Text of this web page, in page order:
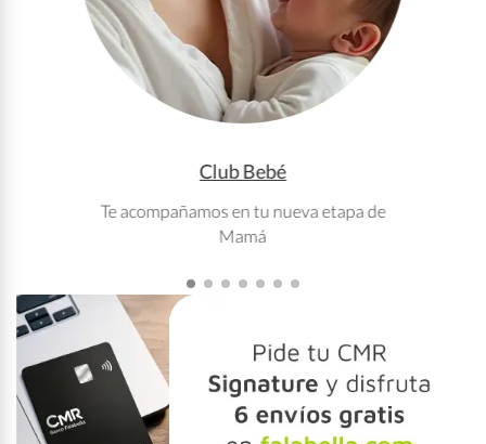
Club Bebé
Te acompañamos en tu nueva etapa de
Mamá